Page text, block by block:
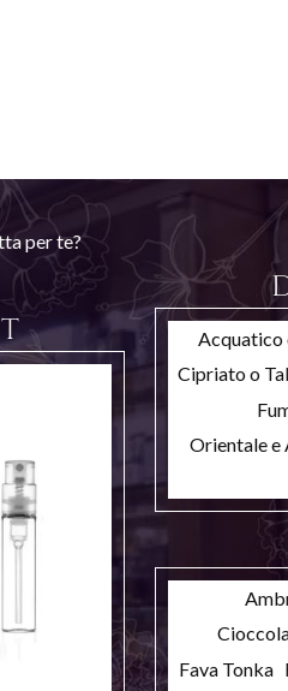
per te?
Acquatico
Cipriato o
Orientale
Fava Tonka